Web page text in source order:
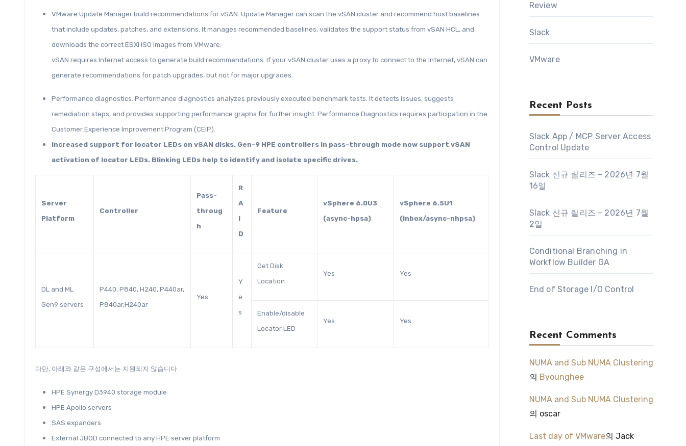
VMware Update Manager build recommendations for vSAN. Update Manager can scan the vSAN cluster and recommend host baselines
that include updates, patches, and extensions. It manages recommended baselines, validates the support status from vSAN HCL, and
downloads the correct ESXi ISO images from VMware.
vSAN requires Internet access to generate build recommendations. If your vSAN cluster uses a proxy to connect to the Internet, vSAN can
generate recommendations for patch upgrades, but not for major upgrades.
Performance diagnostics. Performance diagnostics analyzes previously executed benchmark tests. It detects issues, suggests
remediation steps, and provides supporting performance graphs for further insight. Performance Diagnostics requires participation in the
Customer Experience Improvement Program (CEIP).
Increased support for locator LEDs on vSAN disks. Gen-9 HPE controllers in pass-through mode now support vSAN
activation of locator LEDs. Blinking LEDs help to identify and isolate specific drives.
Server
Platform
Controller
Pass-
throug
h
R
A
I
D
Feature
vSphere 6.0U3
(async-hpsa)
vSphere 6.5U1
(inbox/async-nhpsa)
DL and ML
Gen9 servers
P440, P840, H240, P440ar,
P840ar,H240ar
Yes
Y
e
s
Get Disk
Location
Yes Yes
Enable/disable
Locator LED
Yes Yes
다만, 아래와 같은 구성에서는 지원되지 않습니다.
HPE Synergy D3940 storage module
HPE Apollo servers
SAS expanders
External JBOD connected to any HPE server platform
Review
Slack
VMware
Recent Posts
Slack App / MCP Server Access
Control Update
Slack 신규 릴리즈 – 2026년 7월
16일
Slack 신규 릴리즈 – 2026년 7월
2일
Conditional Branching in
Workflow Builder GA
End of Storage I/O Control
Recent Comments
NUMA and Sub NUMA Clustering
의 Byounghee
NUMA and Sub NUMA Clustering
의 oscar
Last day of VMware의 Jack